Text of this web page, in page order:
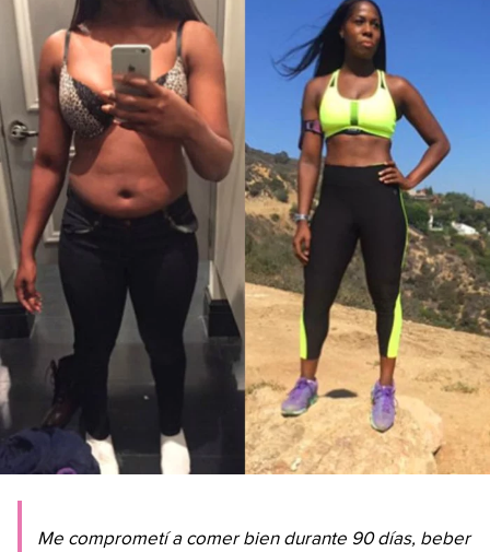
Me comprometí a comer bien durante 90 días, beber